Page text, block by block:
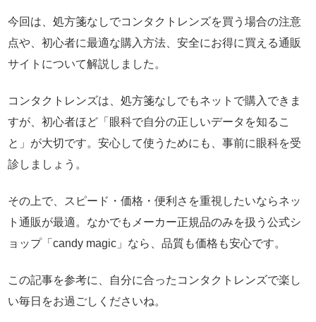
今回は、処方箋なしでコンタクトレンズを買う場合の注意
点や、初心者に最適な購入方法、安全にお得に買える通販
サイトについて解説しました。
コンタクトレンズは、処方箋なしでもネットで購入できま
すが、初心者ほど「眼科で自分の正しいデータを知るこ
と」が大切です。安心して使うためにも、事前に眼科を受
診しましょう。
その上で、スピード・価格・便利さを重視したいならネッ
ト通販が最適。なかでもメーカー正規品のみを扱う公式シ
ョップ「candy magic」なら、品質も価格も安心です。
この記事を参考に、自分に合ったコンタクトレンズで楽し
い毎日をお過ごしくださいね。